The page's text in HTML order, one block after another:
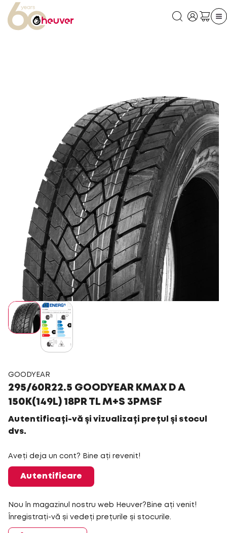
GOODYEAR
295/60R22.5 GOODYEAR KMAX D A
150K(149L) 18PR TL M+S 3PMSF
Autentificați-vă și vizualizați prețul și stocul
dvs.
Aveți deja un cont? Bine ați revenit!
Autentificare
Nou în magazinul nostru web Heuver?Bine ați venit!
Înregistrați-vă și vedeți prețurile și stocurile.